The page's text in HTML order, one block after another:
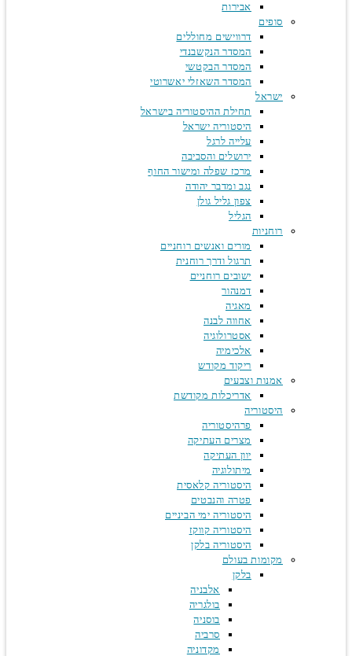
אבירות
סופים
דרווישים מחוללים
המסדר הנקשבנדי
המסדר הבקטשי
המסדר השאזלי יאשרוטי
ישראל
תחילת ההיסטוריה בישראל
היסטוריה ישראל
עלייה לרגל
ירושלים והסביבה
מרכז שפלה ומישור החוף
נגב ומדבר יהודה
צפון גליל גולן
הגליל
רוחניות
מורים ואנשים רוחניים
תרגול ודרך רוחנית
ישובים רוחניים
דמנהור
מאגיה
אחווה לבנה
אסטרולוגיה
אלכימיה
ריקוד מקודש
אמנות וצבעים
אדריכלות מקודשת
היסטוריה
פרהיסטוריה
מצרים העתיקה
יוון העתיקה
מיתולוגיה
היסטוריה קלאסית
פטרה והנבטים
היסטוריה ימי הביניים
היסטוריה קווקז
היסטוריה בלקן
מקומות בעולם
בלקן
אלבניה
בולגריה
בוסניה
סרביה
מקדוניה